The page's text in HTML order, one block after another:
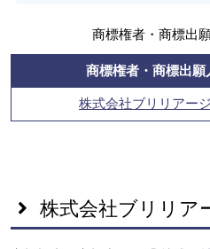
商標権者・商標出
商標権者・商標出願
株式会社ブリリアー
株式会社ブリリア